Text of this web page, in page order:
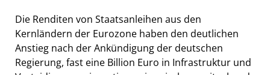
Die Renditen von Staatsanleihen aus den
Kernländern der Eurozone haben den deutlichen
Anstieg nach der Ankündigung der deutschen
Regierung, fast eine Billion Euro in Infrastruktur und